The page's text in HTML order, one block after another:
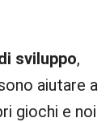
sviluppo,
aiutare a
giochi e noi